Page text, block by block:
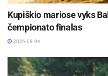
Kupiškio mariose vyks
čempionato finalas
2026-08-04